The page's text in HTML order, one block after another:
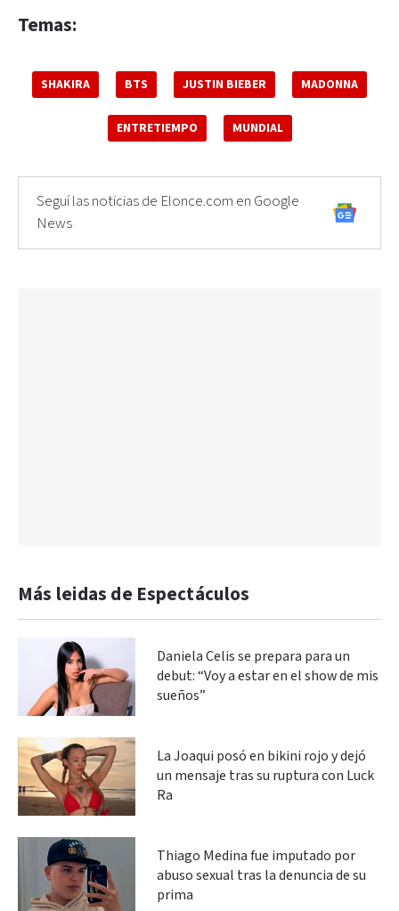
Temas:
SHAKIRA BTS JUSTIN BIEBER MADONNA
ENTRETIEMPO MUNDIAL
Seguí las noticias de Elonce.com en Google
News
Más leidas de Espectáculos
Daniela Celis se prepara para un
debut: “Voy a estar en el show de mis
sueños”
La Joaqui posó en bikini rojo y dejó
un mensaje tras su ruptura con Luck
Ra
Thiago Medina fue imputado por
abuso sexual tras la denuncia de su
prima